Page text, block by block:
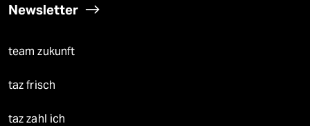
Newsletter
team zukunft
taz frisch
taz zahl ich